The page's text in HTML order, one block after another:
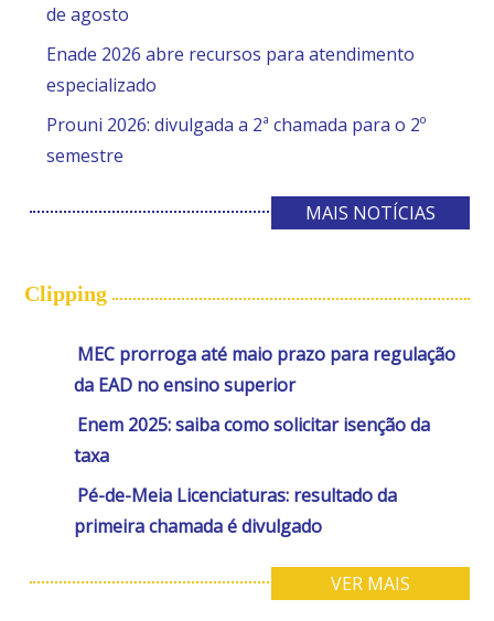
de agosto
Enade 2026 abre recursos para atendimento
especializado
Prouni 2026: divulgada a 2ª chamada para o 2º
semestre
MAIS NOTÍCIAS
Clipping
MEC prorroga até maio prazo para regulação
da EAD no ensino superior
Enem 2025: saiba como solicitar isenção da
taxa
Pé-de-Meia Licenciaturas: resultado da
primeira chamada é divulgado
VER MAIS